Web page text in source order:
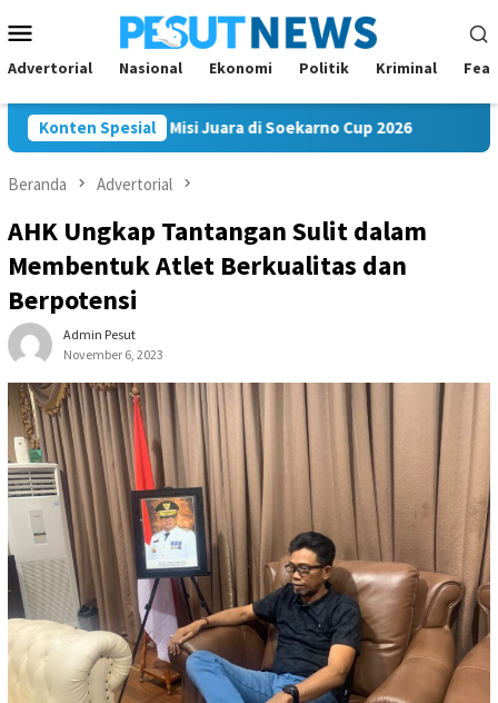
ke
kontenMobile
Advertorial Nasional Ekonomi Politik Kriminal
Konten Spesial
FC Bawa Misi Juara di Soekarno Cup 2026
Beranda Advertorial
AHK Ungkap Tantangan Sulit dalam
Membentuk Atlet Berkualitas dan
Berpotensi
Admin Pesut
November 6, 2023